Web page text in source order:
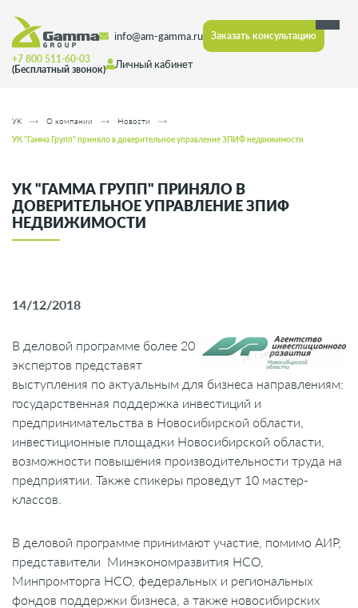
Личный кабинет
info@am-gamma.ru
+7 800 511-60-03
(Бесплатный звонок)
Заказать консультацию
УК О компании Новости
УК "Гамма Групп" приняло в доверительное управление ЗПИФ недвижимости
УК "ГАММА ГРУПП" ПРИНЯЛО В
ДОВЕРИТЕЛЬНОЕ УПРАВЛЕНИЕ ЗПИФ
НЕДВИЖИМОСТИ
14/12/2018
В деловой программе более 20
экспертов представят
выступления по актуальным для бизнеса направлениям:
государственная поддержка инвестиций и
предпринимательства в Новосибирской области,
инвестиционные площадки Новосибирской области,
возможности повышения производительности труда на
предприятии. Также спикеры проведут 10 мастер-
классов.
В деловой программе принимают участие, помимо АИР,
представители Минэкономразвития НСО,
Минпромторга НСО, федеральных и региональных
фондов поддержки бизнеса, а также новосибирских